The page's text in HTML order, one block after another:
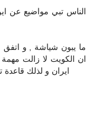
الناس تبي مواضيع عن
ما يبون شياشة , و
ان الكويت لا زالت
ايران و لذلك